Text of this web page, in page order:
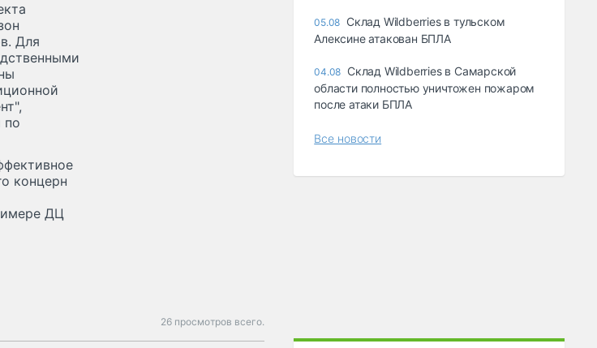
Для
по
концерн
ДЦ
26 просмотров всего.
05.08 Склад Wildberries в тульском
Алексине атакован БПЛА
04.08 Склад Wildberries в Самарской
области полностью уничтожен пожаром
после атаки БПЛА
Все новости